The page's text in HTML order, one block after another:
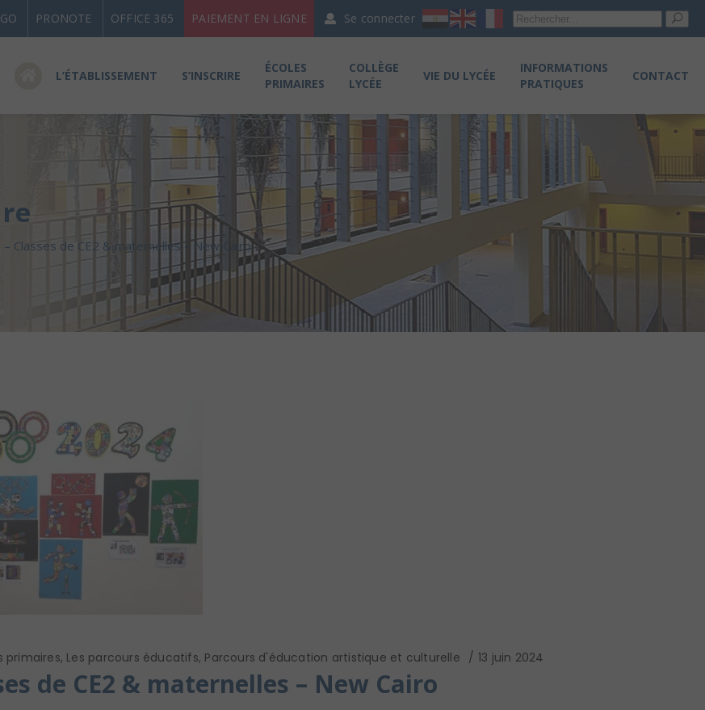
PRONOTE OFFICE 365 PAIEMENT EN LIGNE Se connecter
L’ÉTABLISSEMENT S’INSCRIRE
ÉCOLES
PRIMAIRES
COLLÈGE
LYCÉE
VIE DU LYCÉE
INFORMATIONS
PRATIQUES
CONTACT
– Classes de CE2 & maternelles – New Cairo
primaires, Les parcours éducatifs, Parcours d'éducation artistique et culturelle 13 juin 2024
de CE2 & maternelles – New Cairo